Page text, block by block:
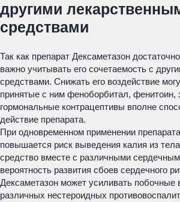
другими
средствами
Так как препарат Дексаметазон
важно учитывать его сочетаемость с
средствами. Снижать его воздействие
принятые с ним феноборбитал, фенитоин,
гормональные контрацептивы вполне
действие препарата.
При одновременном применении
повышается риск выведения калия из
средство вместе с различными
вероятность развития сбоев сердечного
Дексаметазон может усиливать побочные
различных нестероидных